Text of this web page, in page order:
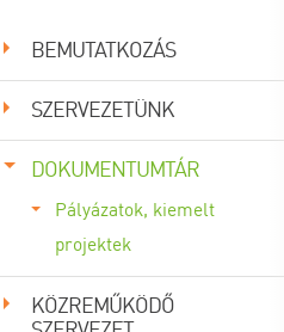
Azonosító:
Jelszó:
Regisztráció
BEMUTATKOZÁS
SZERVEZETÜNK
DOKUMENTUMTÁR
Pályázatok, kiemelt
projektek
KÖZREMŰKÖDŐ